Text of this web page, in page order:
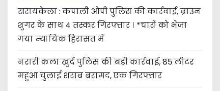
सरायकेला : कपाली ओपी पुलिस की कार्रवाई, ब्राउन
शुगर के साथ 4 तस्कर गिरफ्तार । *चारों को भेजा
गया न्यायिक हिरासत में
नरारी कला खुर्द पुलिस की बड़ी कार्रवाई, 85 लीटर
महुआ चुलाई शराब बरामद, एक गिरफ्तार